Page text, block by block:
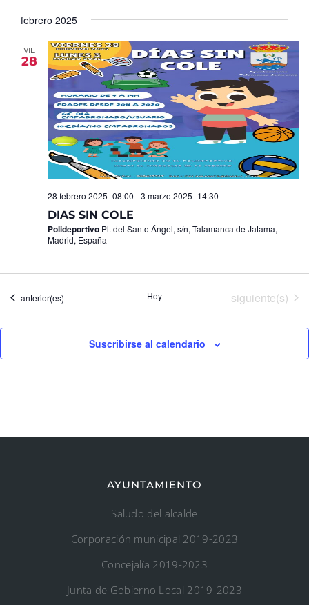
de
Eventos
fecha.
febrero 2025
VIE
28
DIAS SIN COLE
28 febrero 2025- 08:00 -3 marzo 2025- 14:30
Polideportivo Pl. del Santo Ángel, s/n, Talamanca de Jatama,
Madrid, España
Eventos
anterior(es) Hoy Eventos
siguiente(s)
Suscribirse al calendario
AYUNTAMIENTO
Saludo del alcalde
Corporación municipal 2019-2023
Concejalía 2019-2023
Junta de Gobierno Local 2019-2023